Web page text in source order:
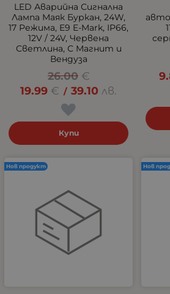
LED Аварийна Сигнална
Лампа Маяк Буркан, 24W,
17 Режима, E9 E-Mark, IP66,
12V / 24V, Червена
Светлина, С Магнит и
Вендуза
26.00 €
19.99 € / 39.10 лв.
Купи
Нов продукт Нов